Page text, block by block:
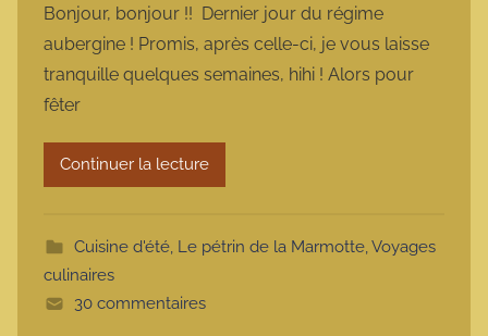
r
m
a
t
e
Bonjour, bonjour !! Dernier jour du régime
aubergine ! Promis, après celle-ci, je vous laisse
tranquille quelques semaines, hihi ! Alors pour
fêter
Continuer la lecture
Cuisine d'été, Le pétrin de la Marmotte,Voyages
culinaires
30 commentaires